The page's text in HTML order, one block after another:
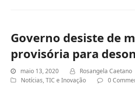
Governo desiste de
provisória para
maio 13, 2020
Rosangela Caetano
Notícias,TIC e Inovação 0